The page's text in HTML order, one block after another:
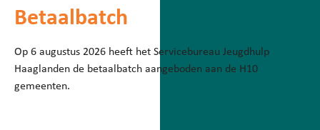
Betaalbatch
Op 6 augustus 2026 heeft het Servicebureau Jeugdhulp
Haaglanden de betaalbatch aangeboden aan de H10
gemeenten.